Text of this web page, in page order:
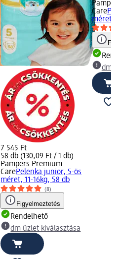
7 545 Ft
58 db (130,09 Ft / 1 db)
Pampers Premium
CarePelenka junior, 5-ös
méret, 11-16kg, 58 db
(8)
Figyelmeztetés
Rendelhető
dm üzlet kiválasztása
Care
méret,
dm